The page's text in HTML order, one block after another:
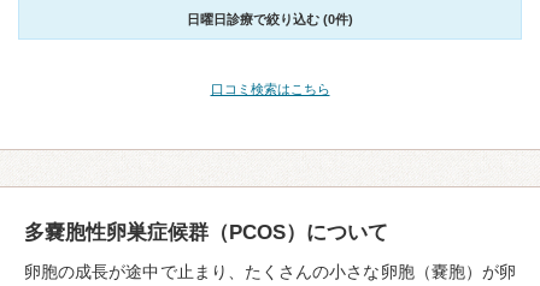
日曜日診療で絞り込む (0件)
口コミ検索はこちら
多嚢胞性卵巣症候群（PCOS）について
卵胞の成⻑が途中で止まり、たくさんの⼩さな卵胞（嚢胞）が卵